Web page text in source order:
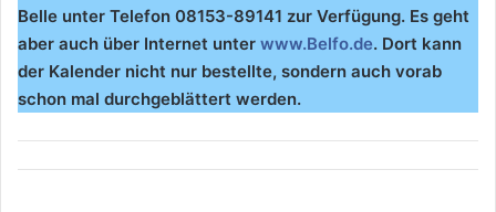
Belle unter Telefon 08153-89141 zur Verfügung. Es geht
aber auch über Internet unter www.Belfo.de. Dort kann
der Kalender nicht nur bestellte, sondern auch vorab
schon mal durchgeblättert werden.